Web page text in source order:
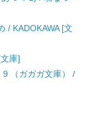
/ KADOKAWA [文
庫]
9 （ガガガ文庫） /